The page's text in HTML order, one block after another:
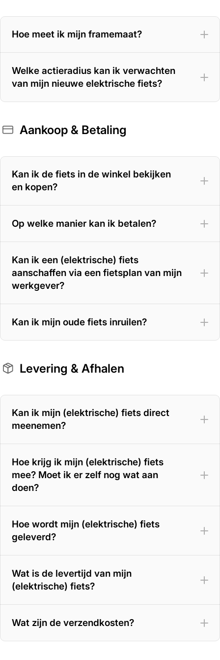
Hoe meet ik mijn framemaat?
Welke actieradius kan ik verwachten
van mijn nieuwe elektrische fiets?
400 Wh accu– 70 tot 100 km
500 Wh accu– 100 tot 125 km
625 Wh accu
Aankoop & Betaling
Kan ik de fiets in de winkel bekijken
en kopen?
Op welke manier kan ik betalen?
Kan ik een (elektrische) fiets
aanschaffen via een fietsplan van mijn
werkgever?
Kan ik mijn oude fiets inruilen?
Levering & Afhalen
Kan ik mijn (elektrische) fiets direct
meenemen?
Hoe krijg ik mijn (elektrische) fiets
mee? Moet ik er zelf nog wat aan
doen?
Hoe wordt mijn (elektrische) fiets
geleverd?
Wat is de levertijd van mijn
(elektrische) fiets?
Wat zijn de verzendkosten?